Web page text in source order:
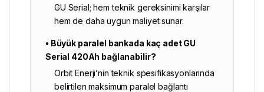
GU Serial; hem teknik gereksinimi karşılar
hem de daha uygun maliyet sunar.
• Büyük paralel bankada kaç adet GU
Serial 420Ah bağlanabilir?
Orbit Enerji’nin teknik spesifikasyonlarında
belirtilen maksimum paralel bağlantı